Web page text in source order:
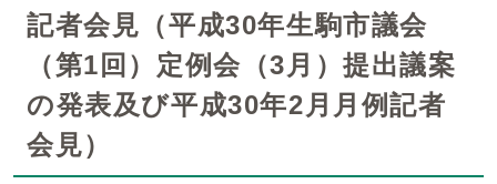
記者会見（平成30年生駒市議会
（第1回）定例会（3月）提出議案
の発表及び平成30年2月月例記者
会見）